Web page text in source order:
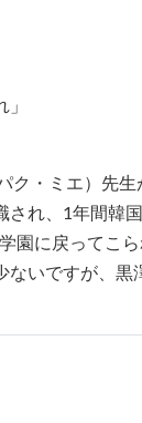
導かれ」
ク・ミエ）先
れ、1年間韓
園に戻ってこ
いですが、